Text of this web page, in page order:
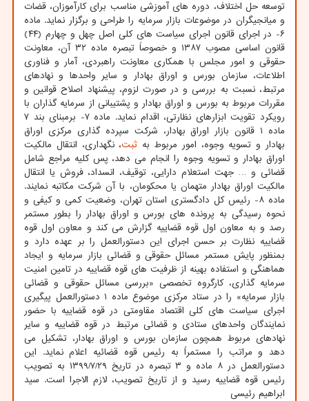
توسعه حل اختلاف، دوره های آموزشی مناسب برای کارآموزان، قضات
و میانجیگران در موضوعات بازار سرمایه را طراحی و برگزار نماید. ماده
۶- در اجرای قانون اجرای سیاست های کلی اصل چهل و چهارم (۴۴)
قانون اساسی مصوب ۱۳۸۷ و خصوصاً تبصره ماده ۳۲ آن، معاونت
حقوقی و امور مجلس با همکاری معاونت راهبردی، آمار و فناوری
اطلاعات، سازمان بورس و اوراق بهادار و سایر واحدها و نهادهای
مرتبط، نسبت به بررسی و در صورت لزوم، پیشنهاد اصلاح قوانین و
مقررات مربوط به بورس و اوراق بهادار و پشتیبانی از سرمایه گذاران با
رویکرد تقویت ابزارهای نظارتی، اقدام نماید. ماده ۷- برمبنای بند ۷
ماده ۱ قانون بازار اوراق بهادار، شرکت سپرده گذاری مرکزی اوراق
بهادار و تسویه وجوه، امور مربوط به ثبت، نگهداری، انتقال مالکیت
اوراق بهادار و تسویه وجوه را انجام می دهد، پس کلیه مراجع شامل
قضائی و … جهت استعلام دارایی، توقیف، انسداد، فروش یا انتقال
مالکیت اوراق بهادار متهمان یا محکومان، با آن شرکت مکاتبه نمایند.
ماده ۸- رئیس کل دادگستری استان تهران، وضعیت کمی و کیفی و
نحوه رسیدگی به پرونده های بورس و اوراق بهادار را بطور مستمر
رصد و به معاون اول قوه قضاییه گزارش می کند و معاون اول قوه
قضاییه نظارت بر حسن اجرای این دستورالعمل را بر عهده دارد و
بمنظور پایش مستمر مسائل حقوقی و قضائی بازار سرمایه و ایجاد
هماهنگی و استفاده بهینه از ظرفیت های قوه قضاییه در تامین امنیت
سرمایه گذاری، کارگروه تخصصی «بررسی مسائل حقوقی و قضائی
بازار سرمایه» را در ستاد مرکزی موضوع ماده ۱ دستورالعمل پیگیری
اجرای سیاست های کلی اقتصاد مقاومتی در قوه قضاییه با حضور
نمایندگان واحدهای ستادی و قضائی مرتبط در قوه قضاییه و سایر
نهادهای مربوط همچون سازمان بورس و اوراق بهادار، تشکیل می
دهد و مراتب را مستمراً به رئیس قوه قضائیه اعلام نماید. این
دستورالعمل در ۸ ماده و ۳ تبصره در تاریخ ۱۳۹۹/۷/۲۹ به تصویب
رئیس قوه قضاییه رسید و از تاریخ تصویب، لازم الاجرا است. سید
ابراهیم رئیسی